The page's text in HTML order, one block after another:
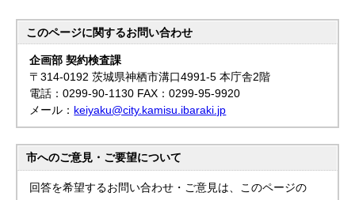
このページに関するお問い合わせ
企画部 契約検査課
〒314-0192 茨城県神栖市溝口4991-5 本庁舎2階
電話：0299-90-1130 FAX：0299-95-9920
メール： keiyaku@city.kamisu.ibaraki.jp
市へのご意見・ご要望について
回答を希望するお問い合わせ・ご意見は、このページの